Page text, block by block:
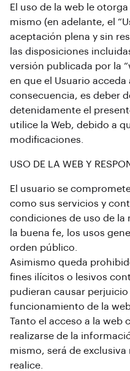
El uso de la web le
mismo (en adelante, el
aceptación plena y sin
las disposiciones
versión publicada por la
en que el Usuario acceda
consecuencia, es deber
detenidamente el
utilice la Web, debido a
modificaciones.
USO DE LA WEB Y
El usuario se
como sus servicios y
condiciones de uso de la
la buena fe, los usos
orden público.
Asimismo queda
fines ilícitos o lesivos
pudieran causar
funcionamiento de la
Tanto el acceso a la web
realizarse de la
mismo, será de
realice.